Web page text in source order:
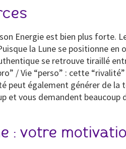
Energie est bien plus forte.
la Lune se positionne en
se retrouve tiraillé
/ Vie “perso” : cette
peut également générer de
et vous demandent beaucoup
: votre